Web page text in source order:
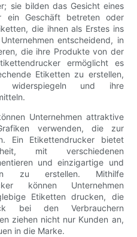
sie bilden das Gesicht eines
ein Geschäft betreten oder
die ihnen als Erstes ins
entscheidend, in
die ihre Produkte von der
ermöglicht es
Etiketten zu erstellen,
widerspiegeln und ihre
Unternehmen attraktive
verwenden, die zur
Ein Etikettendrucker bietet
mit verschiedenen
und einzigartige und
zu erstellen. Mithilfe
können Unternehmen
Etiketten drucken, die
bei den Verbrauchern
ziehen nicht nur Kunden an,
in die Marke.